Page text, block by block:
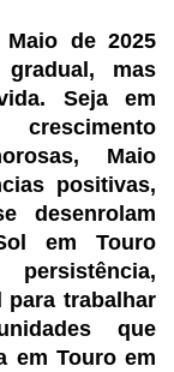
de 2025
mas
Seja em
Maio
positivas,
desenrolam
em Touro
para trabalhar
que
em Touro em